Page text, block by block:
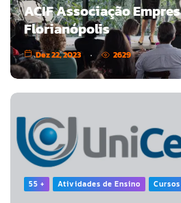
ACIF Associação
Florianópolis
Dez 22, 2023 2629
55 + Atividades de Ensino